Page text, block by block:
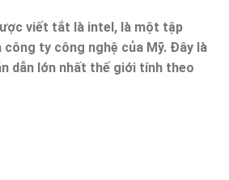
viết tắt là intel, là một tập
ty công nghệ của Mỹ. Đây là
dẫn lớn nhất thế giới tính theo